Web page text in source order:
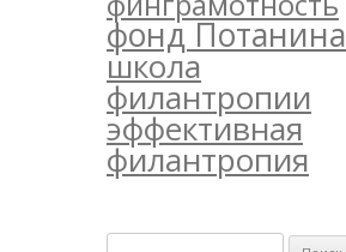
фонд Потанина
школа
филантропии
эффективная
филантропия